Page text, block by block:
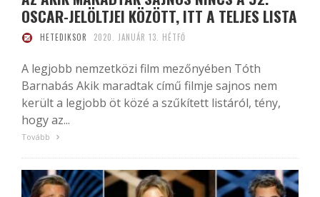
OSCAR-JELÖLTJEI KÖZÖTT, ITT A TELJES LISTA
HETEDIKSOR 2020. JANUÁR 13. HÉTFŐ
A legjobb nemzetközi film mezőnyében Tóth
Barnabás Akik maradtak című filmje sajnos nem
került a legjobb öt közé a szűkített listáról, tény,
hogy az...
Tovább